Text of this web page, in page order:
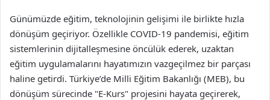
Günümüzde eğitim, teknolojinin gelişimi ile birlikte hızla
dönüşüm geçiriyor. Özellikle COVID-19 pandemisi, eğitim
sistemlerinin dijitalleşmesine öncülük ederek, uzaktan
eğitim uygulamalarını hayatımızın vazgeçilmez bir parçası
haline getirdi. Türkiye’de Milli Eğitim Bakanlığı (MEB), bu
dönüşüm sürecinde "E-Kurs" projesini hayata geçirerek,